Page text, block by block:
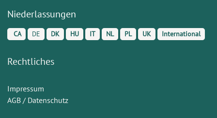
Niederlassungen
CA DE DK HU IT NL PL UK International
Rechtliches
Impressum
AGB / Datenschutz